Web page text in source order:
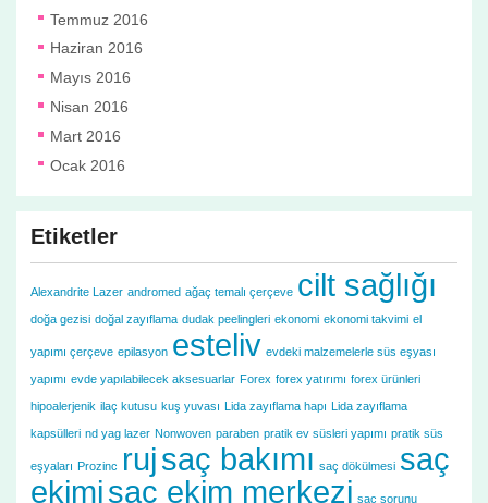
Temmuz 2016
Haziran 2016
Mayıs 2016
Nisan 2016
Mart 2016
Ocak 2016
Etiketler
Alexandrite Lazer andromed ağaç temalı çerçeve cilt sağlığı
doğa gezisi doğal zayıflama dudak peelingleri ekonomi ekonomi takvimi el
yapımı çerçeve epilasyon esteliv evdeki malzemelerle süs eşyası
yapımı evde yapılabilecek aksesuarlar Forex forex yatırımı forex ürünleri
hipoalerjenik ilaç kutusu kuş yuvası Lida zayıflama hapı Lida zayıflama
kapsülleri nd yag lazer Nonwoven paraben pratik ev süsleri yapımı pratik süs
eşyaları Prozinc rujsaç bakımı saç dökülmesi saç
ekimisaç ekim merkezi saç sorunu